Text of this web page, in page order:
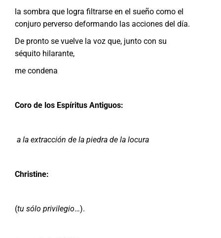
la sombra que logra filtrarse en el sueño como el
conjuro perverso deformando las acciones del día.
De pronto se vuelve la voz que, junto con su
séquito hilarante,
me condena
Coro de los Espíritus Antiguos:
a la extracción de la piedra de la locura
Christine:
(tu sólo privilegio…).